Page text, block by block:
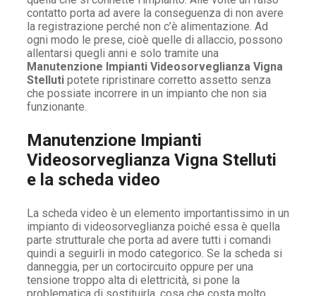
contatto porta ad avere la conseguenza di non avere
la registrazione perché non c’è alimentazione. Ad
ogni modo le prese, cioè quelle di allaccio, possono
allentarsi quegli anni e solo tramite una
Manutenzione Impianti Videosorveglianza Vigna
Stelluti potete ripristinare corretto assetto senza
che possiate incorrere in un impianto che non sia
funzionante.
Manutenzione Impianti
Videosorveglianza Vigna Stelluti
e la scheda video
La scheda video è un elemento importantissimo in un
impianto di videosorveglianza poiché essa è quella
parte strutturale che porta ad avere tutti i comandi
quindi a seguirli in modo categorico. Se la scheda si
danneggia, per un cortocircuito oppure per una
tensione troppo alta di elettricità, si pone la
problematica di sostituirla, cosa che costa molto